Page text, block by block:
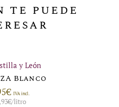
te puede
y León
Blanco
€ IVA incl.
€/litro